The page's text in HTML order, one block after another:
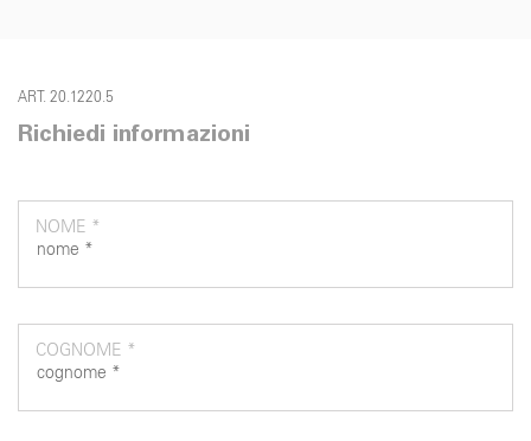
ART. 20.1220.5
Richiedi informazioni
NOME *
COGNOME *